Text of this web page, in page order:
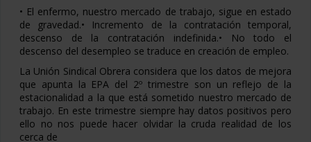
• El enfermo, nuestro mercado de trabajo, sigue en estado
de gravedad.• Incremento de la contratación temporal,
descenso de la contratación indefinida.• No todo el
descenso del desempleo se traduce en creación de empleo.
La Unión Sindical Obrera considera que los datos de mejora
que apunta la EPA del 2º trimestre son un reflejo de la
estacionalidad a la que está sometido nuestro mercado de
trabajo. En este trimestre siempre hay datos positivos pero
ello no nos puede hacer olvidar la cruda realidad de los
cerca de